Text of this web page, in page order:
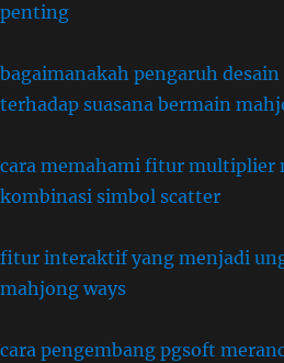
penting
bagaimanakah pengaruh
terhadap suasana bermain
cara memahami fitur multiplier
kombinasi simbol scatter
fitur interaktif yang menjadi
mahjong ways
cara pengembang pgsoft